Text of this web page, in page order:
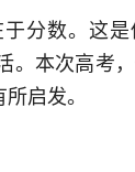
分数。这
。本次高考
启发。